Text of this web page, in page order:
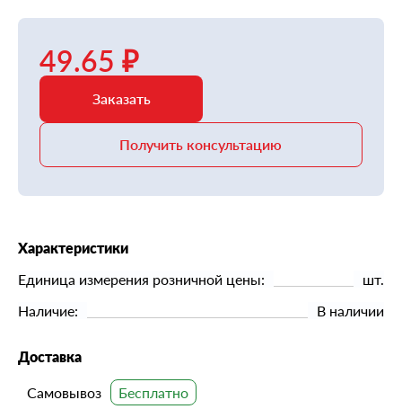
49.65 ₽
Заказать
Получить консультацию
Характеристики
Единица измерения розничной цены:
шт.
Наличие:
В наличии
Доставка
Самовывоз